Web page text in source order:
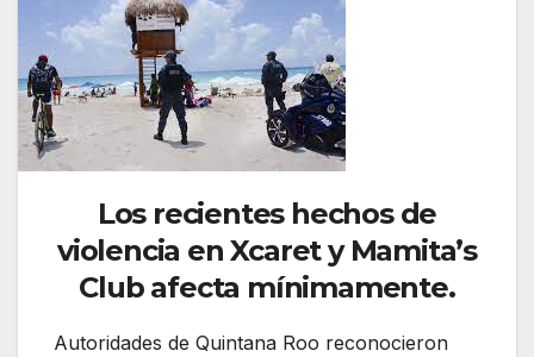
Los recientes hechos de
violencia en Xcaret y Mamita’s
Club afecta mínimamente.
Autoridades de Quintana Roo reconocieron